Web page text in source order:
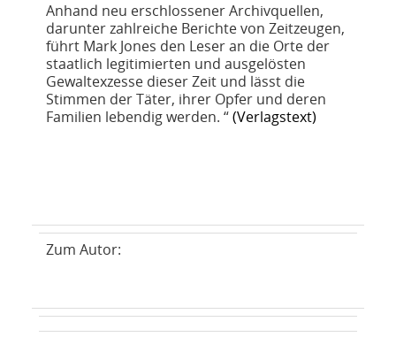
Anhand neu erschlossener Archivquellen,
darunter zahlreiche Berichte von Zeitzeugen,
führt Mark Jones den Leser an die Orte der
staatlich legitimierten und ausgelösten
Gewaltexzesse dieser Zeit und lässt die
Stimmen der Täter, ihrer Opfer und deren
Familien lebendig werden. “(Verlagstext)
Zum Autor: